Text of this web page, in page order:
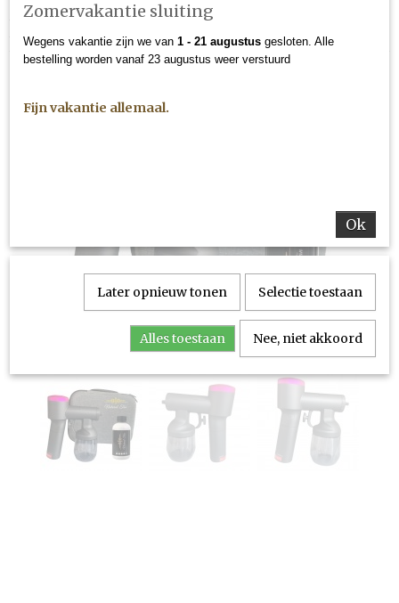
Home>Starter Sets & Machines>Starterspakket Cordless
Natural Tan Zwart Roze Fast Tan
Zomervakantie sluiting
Wegens vakantie zijn we van 1 - 21 augustus gesloten. Alle
bestelling worden vanaf 23 augustus weer verstuurd
Fijn vakantie allemaal.
Ok
Later opnieuw tonen Selectie toestaan
Alles toestaan Nee, niet akkoord